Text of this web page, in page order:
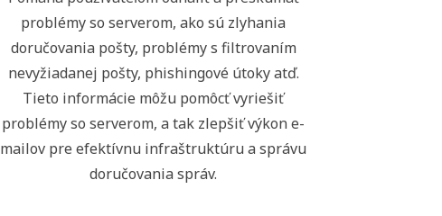
problémy so serverom, ako sú zlyhania
doručovania pošty, problémy s filtrovaním
nevyžiadanej pošty, phishingové útoky atď.
Tieto informácie môžu pomôcť vyriešiť
problémy so serverom, a tak zlepšiť výkon e-
mailov pre efektívnu infraštruktúru a správu
doručovania správ.